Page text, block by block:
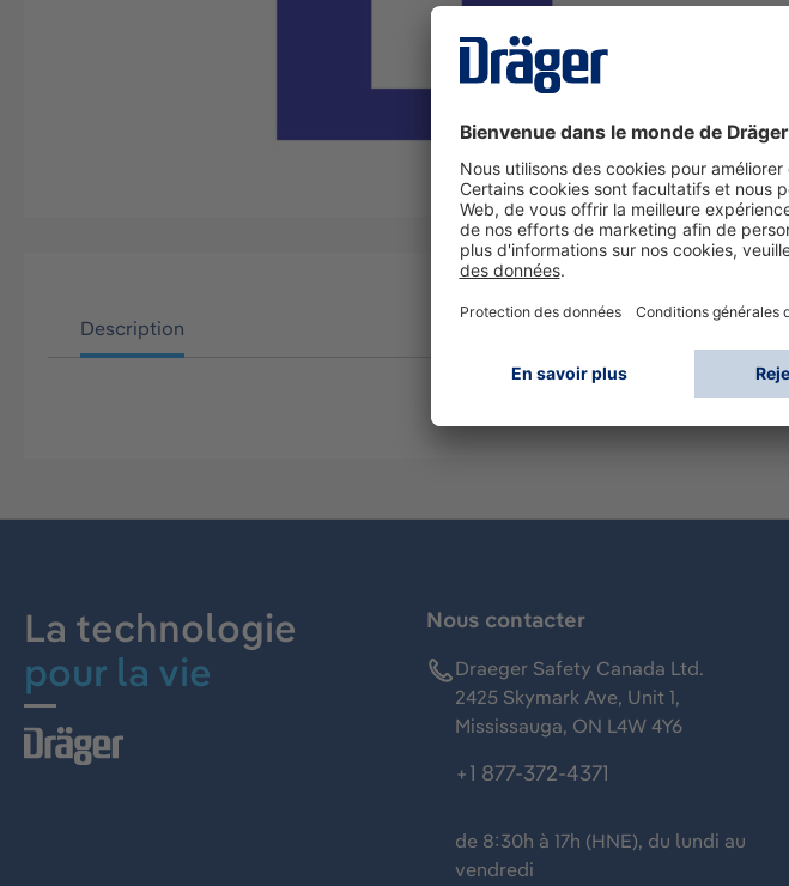
Description
La technologie
pour la vie
Nous contacter
Draeger Safety Canada Ltd.
2425 Skymark Ave, Unit 1,
Mississauga, ON L4W 4Y6
+1 877-372-4371
de 8:30h à 17h (HNE), du lundi au
vendredi